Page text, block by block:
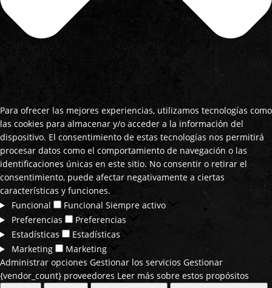
Para ofrecer las mejores experiencias, utilizamos tecnologías como
las cookies para almacenar y/o acceder a la información del
dispositivo. El consentimiento de estas tecnologías nos permitirá
procesar datos como el comportamiento de navegación o las
identificaciones únicas en este sitio. No consentir o retirar el
consentimiento, puede afectar negativamente a ciertas
características y funciones.
Funcional
Funcional Siempre activo
Preferencias
Preferencias
Estadísticas
Estadísticas
Marketing
Marketing
Administrar opciones Gestionar los servicios Gestionar
{vendor_count} proveedores Leer más sobre estos propósitos